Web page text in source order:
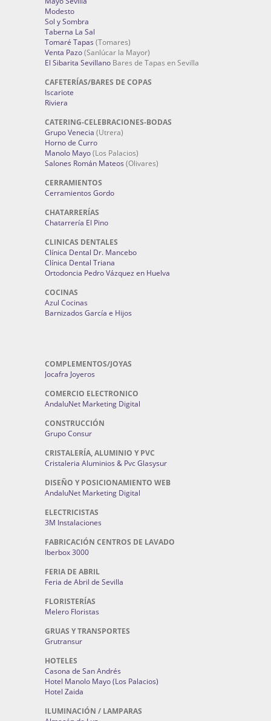
Modesto
Sol y Sombra
Taberna La Sal
Tomaré Tapas (Tomares)
Venta Pazo(Sanlúcar la Mayor)
El Sibarita Sevillano Bares de Tapas en Sevilla
CAFETERÍAS/BARES DE COPAS
Iscariote
Riviera
CATERING-CELEBRACIONES-BODAS
Grupo Venecia (Utrera)
Horno de Curro
Manolo Mayo(Los Palacios)
Salones Román Mateos (Olivares)
CERRAMIENTOS
Cerramientos Gordo
CHATARRERÍAS
Chatarrería El Pino
CLINICAS DENTALES
Clínica Dental Dr. Mancebo
Clínica Dental Triana
Ortodoncia Pedro Vázquez en Huelva
COCINAS
Azul Cocinas
Barnizados García e Hijos
COMPLEMENTOS/JOYAS
Jocafra Joyeros
COMERCIO ELECTRONICO
AndaluNet Marketing Digital
CONSTRUCCIÓN
Grupo Consur
CRISTALERÍA, ALUMINIO Y PVC
Cristaleria Aluminios & Pvc Glasysur
DISEÑO Y POSICIONAMIENTO WEB
AndaluNet Marketing Digital
ELECTRICISTAS
3M Instalaciones
FABRICACIÓN CENTROS DE LAVADO
Iberbox 3000
FERIA DE ABRIL
Feria de Abril de Sevilla
FLORISTERÍAS
Melero Floristas
GRUAS Y TRANSPORTES
Grutransur
HOTELES
Casona de San Andrés
Hotel Manolo Mayo (Los Palacios)
Hotel Zaida
ILUMINACIÓN / LAMPARAS